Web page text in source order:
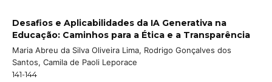
Desafios e Aplicabilidades da IA Generativa na
Educação: Caminhos para a Ética e a Transparência
Maria Abreu da Silva Oliveira Lima, Rodrigo Gonçalves dos
Santos, Camila de Paoli Leporace
141-144